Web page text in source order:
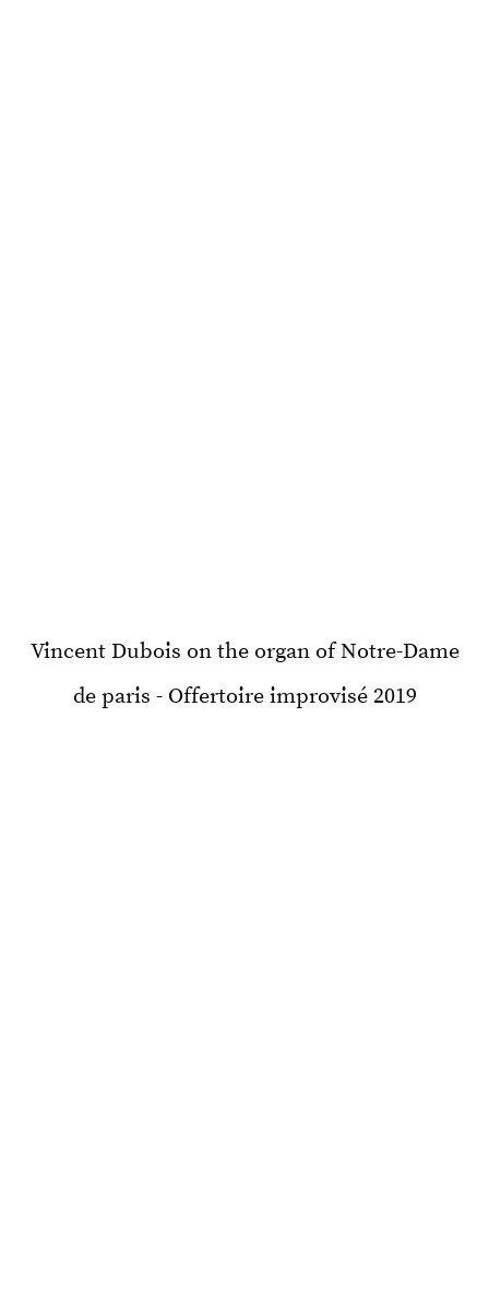
Vincent Dubois on the organ of Notre-Dame
de paris - Offertoire improvisé 2019